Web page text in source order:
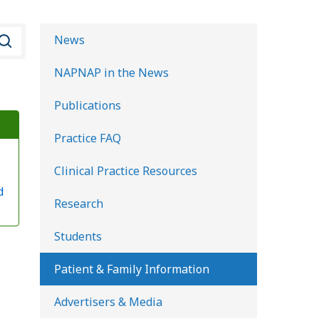
News
NAPNAP in the News
Publications
Practice FAQ
Clinical Practice Resources
Research
Students
Patient & Family Information
Advertisers & Media